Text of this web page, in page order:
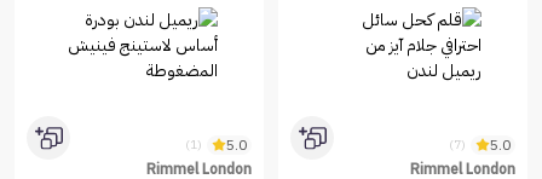
5.0
(7)
Rimmel London
5.0
(1)
Rimmel London